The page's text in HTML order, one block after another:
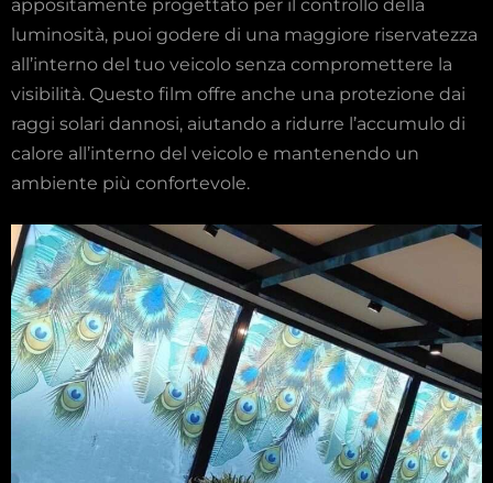
appositamente progettato per il controllo della
luminosità, puoi godere di una maggiore riservatezza
all’interno del tuo veicolo senza compromettere la
visibilità. Questo film offre anche una protezione dai
raggi solari dannosi, aiutando a ridurre l’accumulo di
calore all’interno del veicolo e mantenendo un
ambiente più confortevole.